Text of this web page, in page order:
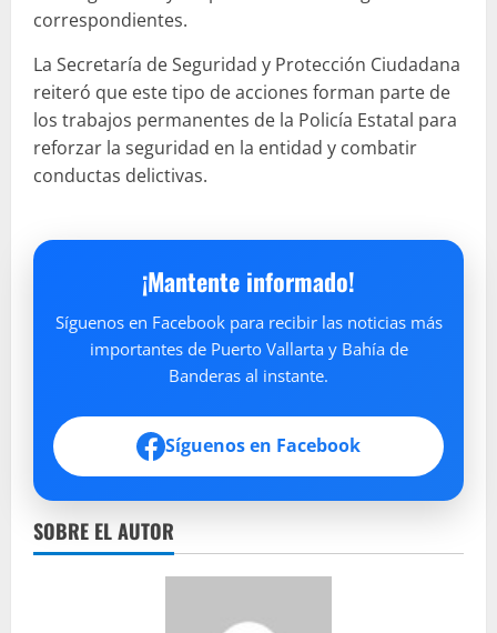
correspondientes.
La Secretaría de Seguridad y Protección Ciudadana
reiteró que este tipo de acciones forman parte de
los trabajos permanentes de la Policía Estatal para
reforzar la seguridad en la entidad y combatir
conductas delictivas.
¡Mantente informado!
Síguenos en Facebook para recibir las noticias más
importantes de Puerto Vallarta y Bahía de
Banderas al instante.
Síguenos en Facebook
SOBRE EL AUTOR